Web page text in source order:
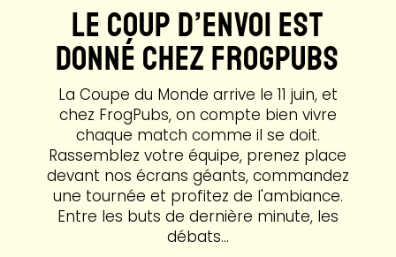
Le Coup d’Envoi est
Donné Chez FrogPubs
La Coupe du Monde arrive le 11 juin, et
chez FrogPubs, on compte bien vivre
chaque match comme il se doit.
Rassemblez votre équipe, prenez place
devant nos écrans géants, commandez
une tournée et profitez de l'ambiance.
Entre les buts de dernière minute, les
débats...